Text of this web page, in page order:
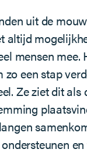
uit de
altijd
mensen
zo een stap
Ze ziet dit